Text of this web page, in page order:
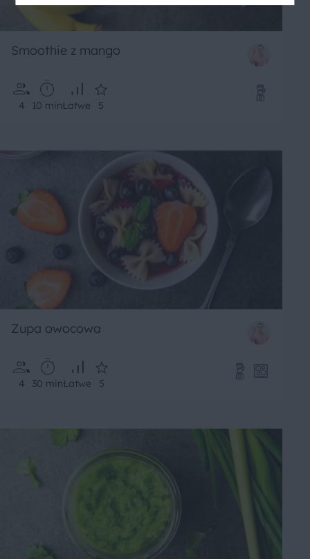
Smoothie z mango
4 10 minŁatwe 5
Zupa owocowa
4 30 minŁatwe 5